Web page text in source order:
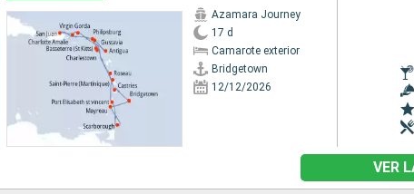
Azamara Journey
17 d
Camarote exterior
Bridgetown
12/12/2026
VER